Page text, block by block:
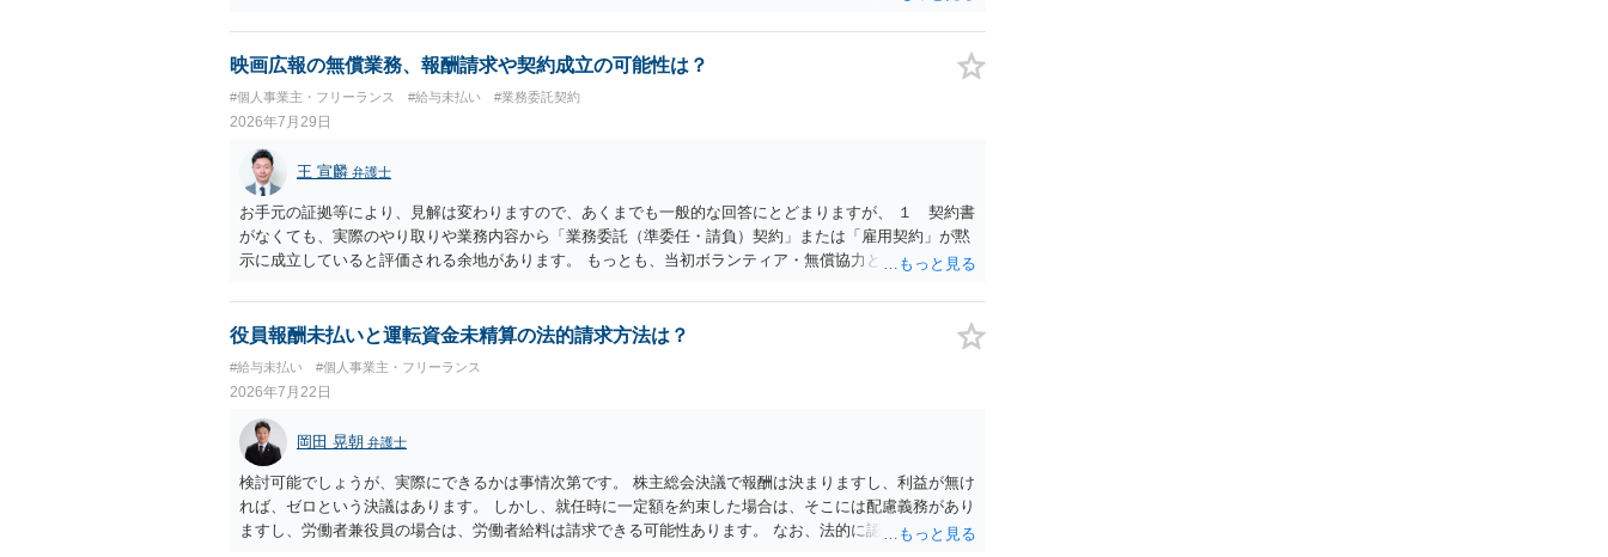
に、「独立行政法人労働者健康安全機構 」という公的機関が未払賃金の立替事業を行っています。詳しく
は、同機構の＜未払賃金立替払相談コーナー＞ TEL 044-431-8663 相談時間：土日祝日を除く9:15～17:0
でしょう。
映画広報の無償業務、報酬請求や契約成立の可能性は？
#個人事業主・フリーランス #給与未払い #業務委託契約
2026年7月29日
王 宣麟 弁護士
お手元の証拠等により、見解は変わりますので、あくまでも一般的な回答にとどまりますが、 １ 契約書
がなくても、実際のやり取りや業務内容から「業務委託（準委任・請負）契約」または「雇用契約」が黙
示に成立していると評価される余地があります。 もっとも、当初ボランティア・無償協力という色彩が強
記を前提に、これまでの業務についても、有償の業務委託契約や雇用契約が成立していた前提で給与を請
求するルートなどが理論上考えられます。 もっとも、裁判等で必ず認められるわけではなく、当事者の認
決めがなくても、同種業務の相場や通常の報酬水準を基準に「相当額」を算定して請求すること自体は法
律上否定されません。 ただし、相手方が「無償のつもりだった」と反論する可能性も高く、請求額の全額
がそのまま認められるとは限らないため、交渉の場面では「理論上の満額」と「現実的な落としどころ」
を分けて考える必要があります。 ４ 制作側から名刺が支給され、その肩書きで外部と打合せ・広報活動
を行っていた事実は、「プロジェクトの一員として継続的に業務を担当していた」ことを裏付ける有力な
事情になります。もっとも、名刺の存在だけで有償契約や具体的な報酬額が自動的に認められるわけでは
なく、あくまで他の証拠と併せて評価される位置付けです。 ５ 今後も関わる場合は、業務範囲、報酬、
期間・解約条件、著作権・クレジット表記、費用負担等を明確に定めた業務委託契約書を締結しておくこ
役員報酬未払いと運転資金未精算の法的請求方法は？
#給与未払い #個人事業主・フリーランス
2026年7月22日
岡田 晃朝 弁護士
検討可能でしょうが、実際にできるかは事情次第です。 株主総会決議で報酬は決まりますし、利益が無け
れば、ゼロという決議はあります。 しかし、就任時に一定額を約束した場合は、そこには配慮義務があり
ますし、労働者兼役員の場合は、労働者給料は請求できる可能性あります。 なお、法的に認められても会